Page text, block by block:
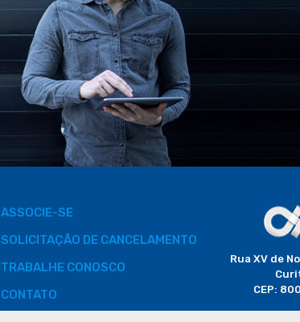
ASSOCIE-SE
SOLICITAÇÃO DE CANCELAMENTO
TRABALHE CONOSCO
CONTATO
Rua XV de
CEP: